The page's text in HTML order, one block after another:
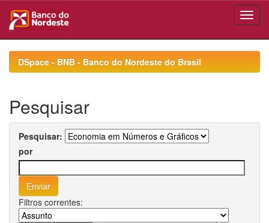
navigationDSpace - BNB - Banco do Nordeste do Brasil
Pesquisar
Pesquisar:
por
Filtros correntes: